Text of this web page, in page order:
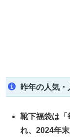
昨年の人気
靴下福袋は「
れ、2024年